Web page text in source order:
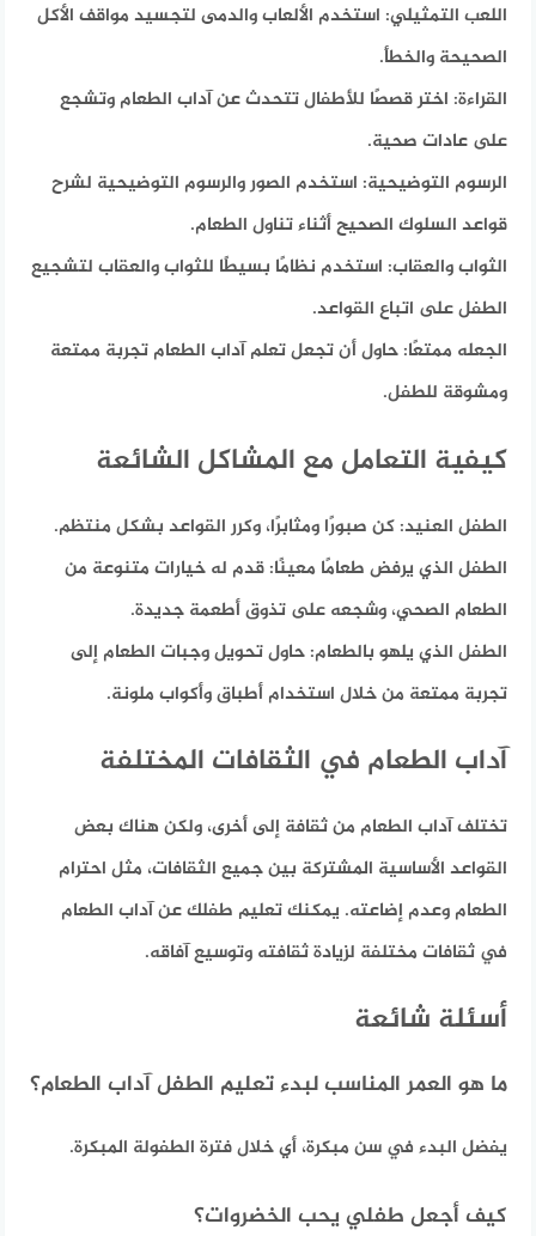
اللعب التمثيلي: استخدم الألعاب والدمى لتجسيد مواقف الأكل
الصحيحة والخطأ.
القراءة: اختر قصصًا للأطفال تتحدث عن آداب الطعام وتشجع
على عادات صحية.
الرسوم التوضيحية: استخدم الصور والرسوم التوضيحية لشرح
قواعد السلوك الصحيح أثناء تناول الطعام.
الثواب والعقاب: استخدم نظامًا بسيطًا للثواب والعقاب لتشجيع
الطفل على اتباع القواعد.
الجعله ممتعًا: حاول أن تجعل تعلم آداب الطعام تجربة ممتعة
ومشوقة للطفل.
كيفية التعامل مع المشاكل الشائعة
الطفل العنيد: كن صبورًا ومثابرًا، وكرر القواعد بشكل منتظم.
الطفل الذي يرفض طعامًا معينًا: قدم له خيارات متنوعة من
الطعام الصحي، وشجعه على تذوق أطعمة جديدة.
الطفل الذي يلهو بالطعام: حاول تحويل وجبات الطعام إلى
تجربة ممتعة من خلال استخدام أطباق وأكواب ملونة.
آداب الطعام في الثقافات المختلفة
تختلف آداب الطعام من ثقافة إلى أخرى، ولكن هناك بعض
القواعد الأساسية المشتركة بين جميع الثقافات، مثل احترام
الطعام وعدم إضاعته. يمكنك تعليم طفلك عن آداب الطعام
في ثقافات مختلفة لزيادة ثقافته وتوسيع آفاقه.
أسئلة شائعة
ما هو العمر المناسب لبدء تعليم الطفل آداب الطعام؟
يفضل البدء في سن مبكرة، أي خلال فترة الطفولة المبكرة.
كيف أجعل طفلي يحب الخضروات؟